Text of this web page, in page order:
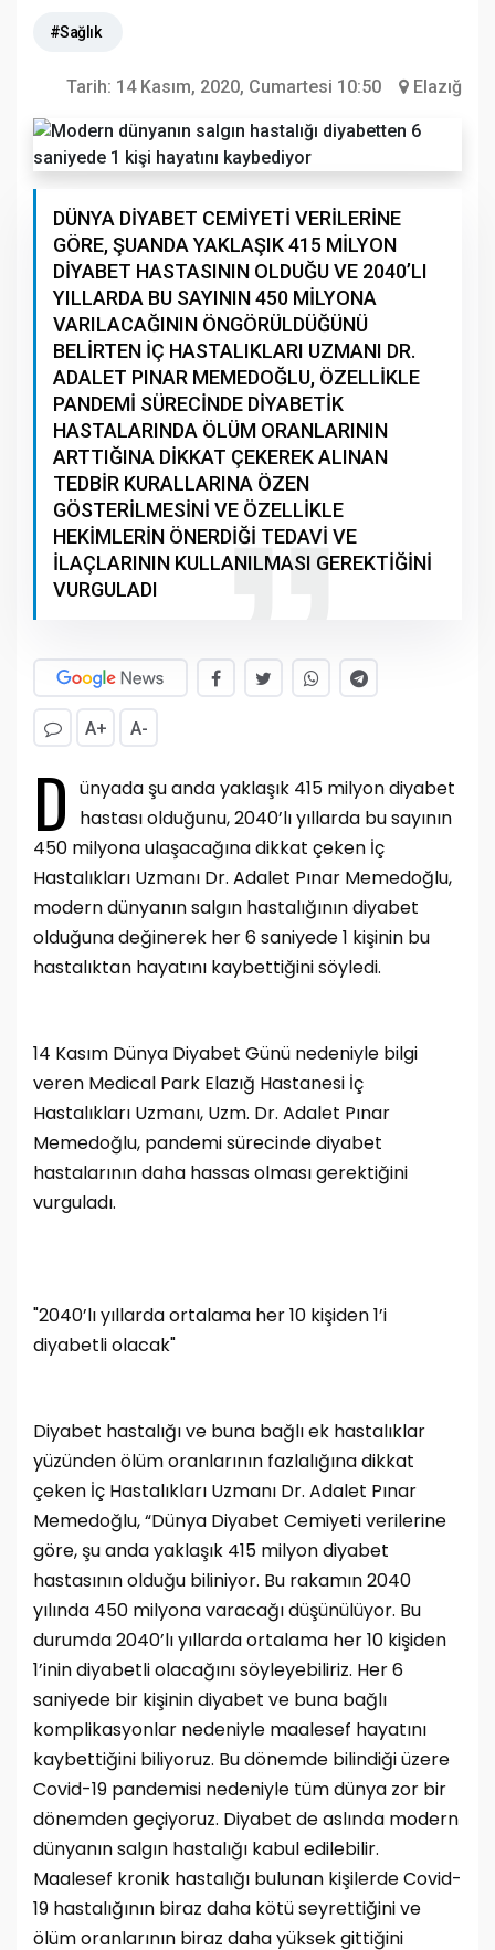
#Sağlık
Tarih: 14 Kasım, 2020, Cumartesi 10:50 Elazığ
DÜNYA DİYABET CEMİYETİ VERİLERİNE
GÖRE, ŞUANDA YAKLAŞIK 415 MİLYON
DİYABET HASTASININ OLDUĞU VE 2040’LI
YILLARDA BU SAYININ 450 MİLYONA
VARILACAĞININ ÖNGÖRÜLDÜĞÜNÜ
BELİRTEN İÇ HASTALIKLARI UZMANI DR.
ADALET PINAR MEMEDOĞLU, ÖZELLİKLE
PANDEMİ SÜRECİNDE DİYABETİK
HASTALARINDA ÖLÜM ORANLARININ
ARTTIĞINA DİKKAT ÇEKEREK ALINAN
TEDBİR KURALLARINA ÖZEN
GÖSTERİLMESİNİ VE ÖZELLİKLE
HEKİMLERİN ÖNERDİĞİ TEDAVİ VE
İLAÇLARININ KULLANILMASI GEREKTİĞİNİ
VURGULADI
A+ A-
D ünyada şu anda yaklaşık 415 milyon diyabet
hastası olduğunu, 2040’lı yıllarda bu sayının
450 milyona ulaşacağına dikkat çeken İç
Hastalıkları Uzmanı Dr. Adalet Pınar Memedoğlu,
modern dünyanın salgın hastalığının diyabet
olduğuna değinerek her 6 saniyede 1 kişinin bu
hastalıktan hayatını kaybettiğini söyledi.
14 Kasım Dünya Diyabet Günü nedeniyle bilgi
veren Medical Park Elazığ Hastanesi İç
Hastalıkları Uzmanı, Uzm. Dr. Adalet Pınar
Memedoğlu, pandemi sürecinde diyabet
hastalarının daha hassas olması gerektiğini
vurguladı.
"2040’lı yıllarda ortalama her 10 kişiden 1’i
diyabetli olacak"
Diyabet hastalığı ve buna bağlı ek hastalıklar
yüzünden ölüm oranlarının fazlalığına dikkat
çeken İç Hastalıkları Uzmanı Dr. Adalet Pınar
Memedoğlu, “Dünya Diyabet Cemiyeti verilerine
göre, şu anda yaklaşık 415 milyon diyabet
hastasının olduğu biliniyor. Bu rakamın 2040
yılında 450 milyona varacağı düşünülüyor. Bu
durumda 2040’lı yıllarda ortalama her 10 kişiden
1’inin diyabetli olacağını söyleyebiliriz. Her 6
saniyede bir kişinin diyabet ve buna bağlı
komplikasyonlar nedeniyle maalesef hayatını
kaybettiğini biliyoruz. Bu dönemde bilindiği üzere
Covid-19 pandemisi nedeniyle tüm dünya zor bir
dönemden geçiyoruz. Diyabet de aslında modern
dünyanın salgın hastalığı kabul edilebilir.
Maalesef kronik hastalığı bulunan kişilerde Covid-
19 hastalığının biraz daha kötü seyrettiğini ve
ölüm oranlarının biraz daha yüksek gittiğini